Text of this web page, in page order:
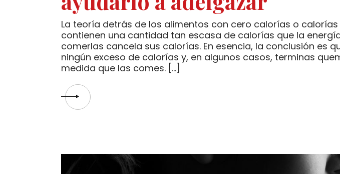
La teoría detrás de los alimentos con cero calorías o
contienen una cantidad tan escasa de calorías que la
comerlas cancela sus calorías. En esencia, la conclusión es
ningún exceso de calorías y, en algunos casos, terminas
medida que las comes. […]